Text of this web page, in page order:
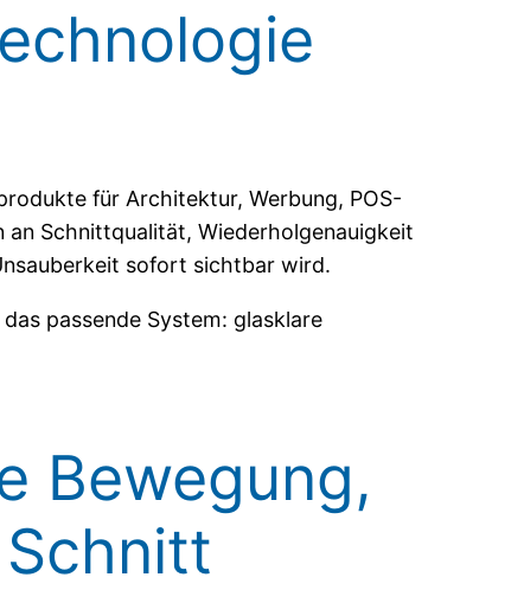
für Architektur, Werbung, POS-
Schnittqualität, Wiederholgenauigkeit
sofort sichtbar wird.
passende System: glasklare
Bewegung,